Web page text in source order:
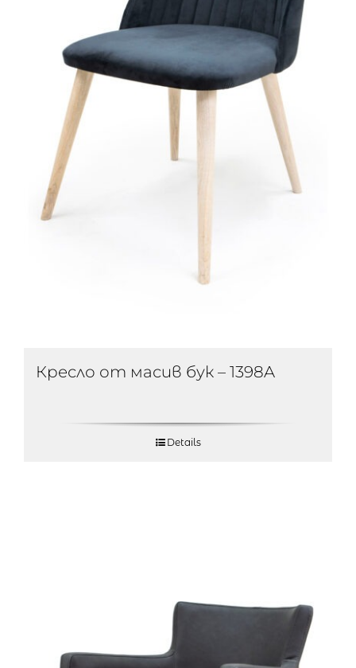
Кресло от масив бук – 1398A
Details